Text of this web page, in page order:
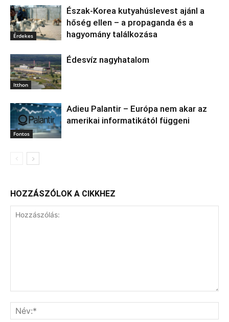
Érdekes
Észak‑Korea kutyahúslevest ajánl a
hőség ellen – a propaganda és a
hagyomány találkozása
Itthon
Édesvíz nagyhatalom
Fontos
Adieu Palantir – Európa nem akar az
amerikai informatikától függeni
HOZZÁSZÓLOK A CIKKHEZ